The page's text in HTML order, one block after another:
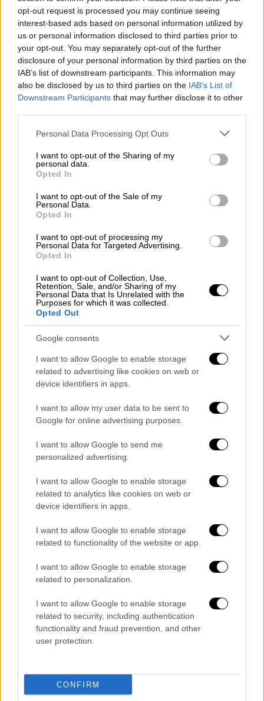
opt-out request is processed you may continue seeing
interest-based ads based on personal information utilized by
us or personal information disclosed to third parties prior to
your opt-out. You may separately opt-out of the further
disclosure of your personal information by third parties on the
IAB’s list of downstream participants. This information may
also be disclosed by us to third parties on the IAB’s List of
Downstream Participants that may further disclose it to other
Please note that this website/app uses one or more Google
not limited to your visit or usage behaviour. You may click to
grant or deny consent to Google and its third-party tags to
use your data for below specified purposes in below Google
consent section.
Personal Data Processing Opt Outs
I want to opt-out of the Sharing of my
personal data.
Opted In
I want to opt-out of the Sale of my
Personal Data.
Opted In
I want to opt-out of processing my
Personal Data for Targeted Advertising.
Opted In
I want to opt-out of Collection, Use,
Retention, Sale, and/or Sharing of my
Personal Data that Is Unrelated with the
Purposes for which it was collected.
Opted Out
Google consents
I want to allow Google to enable storage
related to advertising like cookies on web or
device identifiers in apps.
I want to allow my user data to be sent to
Google for online advertising purposes.
I want to allow Google to send me
personalized advertising.
I want to allow Google to enable storage
related to analytics like cookies on web or
device identifiers in apps.
I want to allow Google to enable storage
related to functionality of the website or app.
I want to allow Google to enable storage
related to personalization.
I want to allow Google to enable storage
related to security, including authentication
functionality and fraud prevention, and other
user protection.
CONFIRM
καταργούν το 8ωρο, την πενθήμερη εργασία
και ποινικοποιούν την συνδικαλιστική
δράση. Για να “ζήσει” αξιοπρεπώς ένας
εργαζόμενος θα πρέπει να αμείβεται
αναλόγως στο ωράριο εργασίας του και όχι
να αναγκάζεται να δουλεύει νυχθημερόν σε
δεν σέβονται θεσμοθετημένα εργασιακά
δικαιώματα και εκμεταλλεύονται τους
εργαζόμενους με κακοπληρωμένη εργασία,
κανονικών αδειών. Πόσο μάλλον μετά την
ψήφιση ενός τέτοιου νομοσχεδίου που
ελαστικοποιεί περαιτέρω τις εργασιακές
σχέσεις».
ΠΑΜΕ: «Νομοσχέδιο - κτηνωδία»
Κάλεσμα σε πανεργατική απεργία στις 21
Σεπτεμβρίου σε κάθε πόλη της χώρας
απευθύνει το ΠΑΜΕ, προκειμένου να μην
περάσει το «νομοσχέδιο - κτηνωδία» του
Υπουργείου Εργασίας. ΤοΠΑΜΕ κάνει λόγο
για νομοσχέδιο «τερατούργημα»που
«επιβάλει 13ωρες δουλειάς την ημέρα,
78ωρες δουλειάς την εβδομάδα, προχωρά
στην κατάργηση του διαλείμματος της
εργασίας, μιας σειράς επιδομάτων ως
αποτέλεσμα της κυριαρχίας των νέων
ελαστικών μορφών απασχόλησης,
πενθήμερου και της Κυριακής αργίας και σε
μια σειρά νέους κλάδους όπως στη
βιομηχανία τροφίμων και ποτών».
Εργατικά κέντρα
Επίσης, αποφάσεις για απεργία έχουν πάρει
τα Εργατικά Κέντρα: Πάτρας, Λαυρίου –
Αρτας, ΒΣ Δωδεκανήσου, Θεσπρωτίας,
Κεφαλονιάς – Ιθάκης, Λευκάδας, Ημαθίας
«Γιώργος Βουτυράς», Σάμου, Λέσβου,
και οι Ομοσπονδίες Γάλακτος, Τροφίμων και